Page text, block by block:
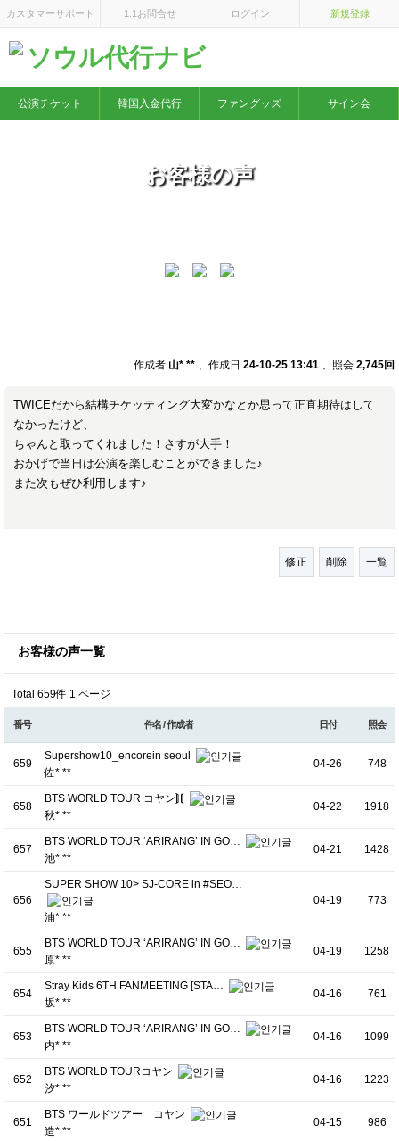
カスタマーサポート 1:1お問合せ ログイン 新規登録
ソウル代行ナビ
×
公演チケット 韓国入金代行 ファングッズ サイン会
お客様の声
作成者 山* ** 、作成日 24-10-25 13:41 、照会 2,745回
TWICEだから結構チケッティング大変かなとか思って正直期待はして
なかったけど、
ちゃんと取ってくれました！さすが大手！
おかげで当日は公演を楽しむことができました♪
また次もぜひ利用します♪
修正 削除 一覧
お客様の声一覧
Total 659件 1 ページ
番号 件名 / 作成者 日付 照会
659
Supershow10_encorein seoul
佐* **
04-26 748
658
BTS WORLD TOUR コヤン⟭⟬
秋* **
04-22 1918
657
BTS WORLD TOUR ‘ARIRANG’ IN GO…
池* **
04-21 1428
656
SUPER SHOW 10> SJ-CORE in #SEO…
浦* **
04-19 773
655
BTS WORLD TOUR ‘ARIRANG’ IN GO…
原* **
04-19 1258
654
Stray Kids 6TH FANMEETING [STA…
坂* **
04-16 761
653
BTS WORLD TOUR ‘ARIRANG’ IN GO…
内* **
04-16 1099
652
BTS WORLD TOURコヤン
汐* **
04-16 1223
651
BTS ワールドツアー コヤン
造* **
04-15 986